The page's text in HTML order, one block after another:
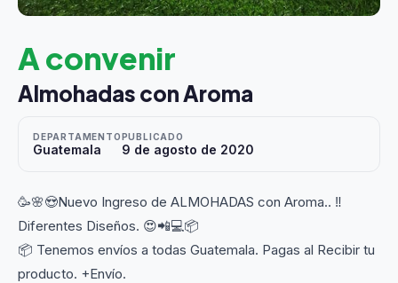
A convenir
Almohadas con Aroma
DEPARTAMENTO
Guatemala
PUBLICADO
9 de agosto de 2020
🥳🌸😍Nuevo Ingreso de ALMOHADAS con Aroma.. ‼️
Diferentes Diseños. 😍📲💻📦
📦 Tenemos envíos a todas Guatemala. Pagas al Recibir tu
producto. +Envío.